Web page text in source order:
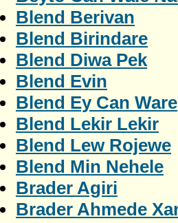
Blend Berivan
Blend Birindare
Blend Diwa Pek
Blend Evin
Blend Ey Can Ware
Blend Lekir Lekir
Blend Lew Rojewe
Blend Min Nehele
Brader Agiri
Brader Ahmede